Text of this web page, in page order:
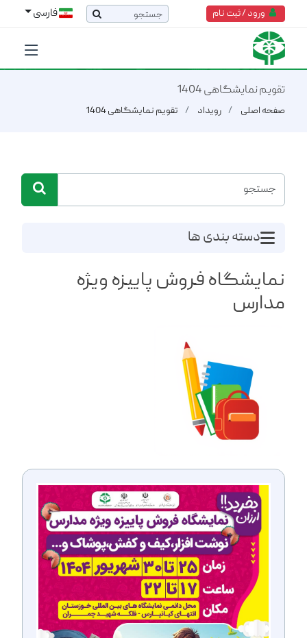
ورود / ثبت نام فارسی
تقویم نمایشگاهی 1404
صفحه اصلی رویداد تقویم نمایشگاهی 1404
دسته بندی ها
نمایشگاه فروش پاییزه ویژه
مدارس